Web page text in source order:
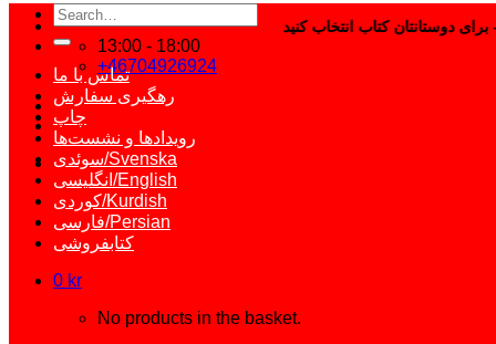
13:00 - 18:00
+46704926924
Search
for:
تماس با ما
رهگیری سفارش
چاپ
رویدادها و نشست‌ها
سوئدی/Svenska
انگلیسی/English
کوردی/Kurdish
فارسی/Persian
کتابفروشی
0 kr
No products in the basket.